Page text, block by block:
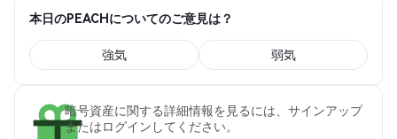
本日のPEACHについてのご意見は？
強気 弱気
暗号資産に関する詳細情報を見るには、サインアップ
またはログインしてください。